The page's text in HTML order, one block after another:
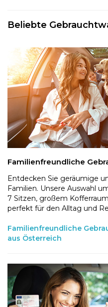
Beliebte
Familienfreundliche
Entdecken Sie geräumige
Familien. Unsere Auswahl
7 Sitzen, großem
perfekt für den Alltag und
Familienfreundliche
aus Österreich